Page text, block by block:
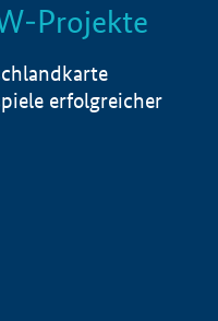
Info
Projekte
erfolgreicher